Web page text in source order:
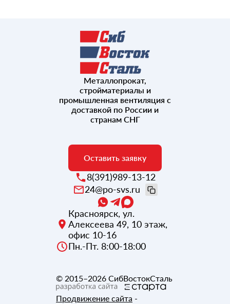
Металлопрокат,
стройматериалы и
промышленная вентиляция с
доставкой по России и
странам СНГ
Оставить заявку
8(391)989-13-12
24@po-svs.ru
Красноярск, ул.
Алексеева 49, 10 этаж,
офис 10-16
Пн.-Пт. 8:00-18:00
© 2015–2026 СибВостокСталь
Продвижение сайта -